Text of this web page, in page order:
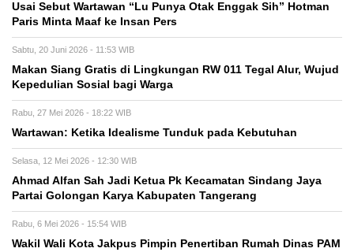
Usai Sebut Wartawan “Lu Punya Otak Enggak Sih” Hotman
Paris Minta Maaf ke Insan Pers
Sabtu, 20 Juni 2026 - 11:53 WIB
Makan Siang Gratis di Lingkungan RW 011 Tegal Alur, Wujud
Kepedulian Sosial bagi Warga
Rabu, 27 Mei 2026 - 18:22 WIB
Wartawan: Ketika Idealisme Tunduk pada Kebutuhan
Selasa, 12 Mei 2026 - 12:30 WIB
‎Ahmad Alfan Sah Jadi Ketua Pk Kecamatan Sindang Jaya
Partai Golongan Karya Kabupaten Tangerang
Rabu, 6 Mei 2026 - 15:54 WIB
Wakil Wali Kota Jakpus Pimpin Penertiban Rumah Dinas PAM